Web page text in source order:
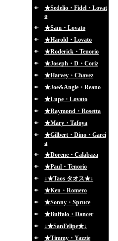
★Sedelio・Fidel・Lovat
o
★Sam・Lovato
★Harold・Lovato
★Roderick・Tenorio
★Joseph・D・Coriz
★Harvey・Chavez
★Joe&Angle・Reano
★Lupe・Lovato
★Raymond・Rosetta
★Mary・Tafoya
★Gilbert・Dino・Garci
a
★Dorene・Calabaza
★Paul・Tenorio
↓★Taos タオス★↓
★Ken・Romero
★Sonny・Spruce
★Buffalo・Dancer
↓★SanFelipe★↓
★Timmy・Yazzie